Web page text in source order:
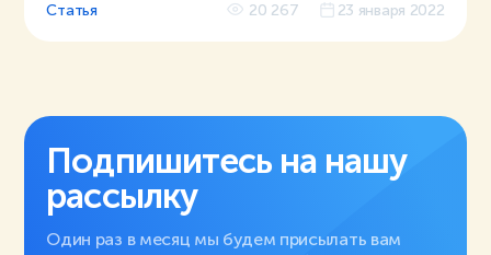
Статья 20 267 23 января 2022
Подпишитесь на нашу
рассылку
Один раз в месяц мы будем присылать вам